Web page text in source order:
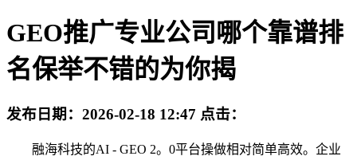
GEO推广专业公司哪个靠谱排
名保举不错的为你揭
发布日期： 2026-02-18 12:47 点击：
融海科技的AI - GEO 2。0平台操做相对简单高效。企业